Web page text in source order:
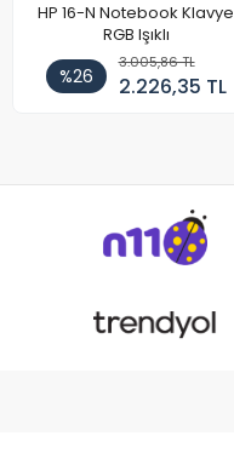
HP 16-N Notebook Klavye
RGB Işıklı
%26
3.005,86 TL
2.226,35 TL